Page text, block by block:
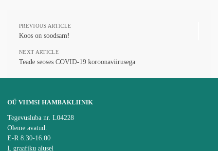
PREVIOUS ARTICLE
Koos on soodsam!
NEXT ARTICLE
Teade seoses COVID-19 koroonaviirusega
OÜ VIIMSI HAMBAKLIINIK
Tegevusluba nr. L04228
Oleme avatud:
E-R 8.30-16.00
L graafiku alusel